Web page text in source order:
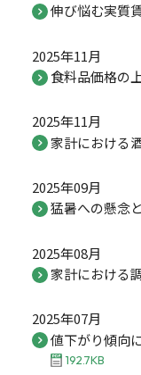
伸び悩む実質
2025年11月
食料品価格の
2025年11月
家計における
2025年09月
猛暑への懸念
2025年08月
家計における
2025年07月
値下がり傾向
192.7KB